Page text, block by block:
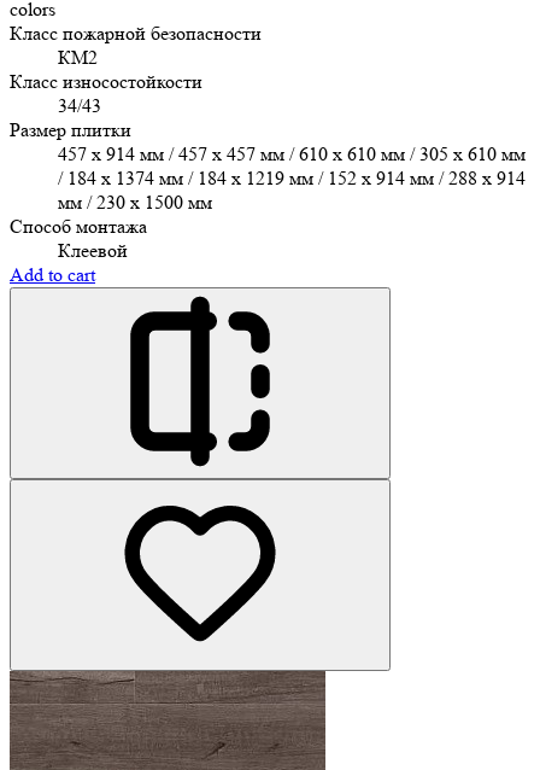
colors
Класс пожарной безопасности
КМ2
Класс износостойкости
34/43
Размер плитки
457 х 914 мм / 457 x 457 мм / 610 x 610 мм / 305 х 610 мм
/ 184 x 1374 мм / 184 x 1219 мм / 152 x 914 мм / 288 x 914
мм / 230 x 1500 мм
Способ монтажа
Клеевой
Add to cart